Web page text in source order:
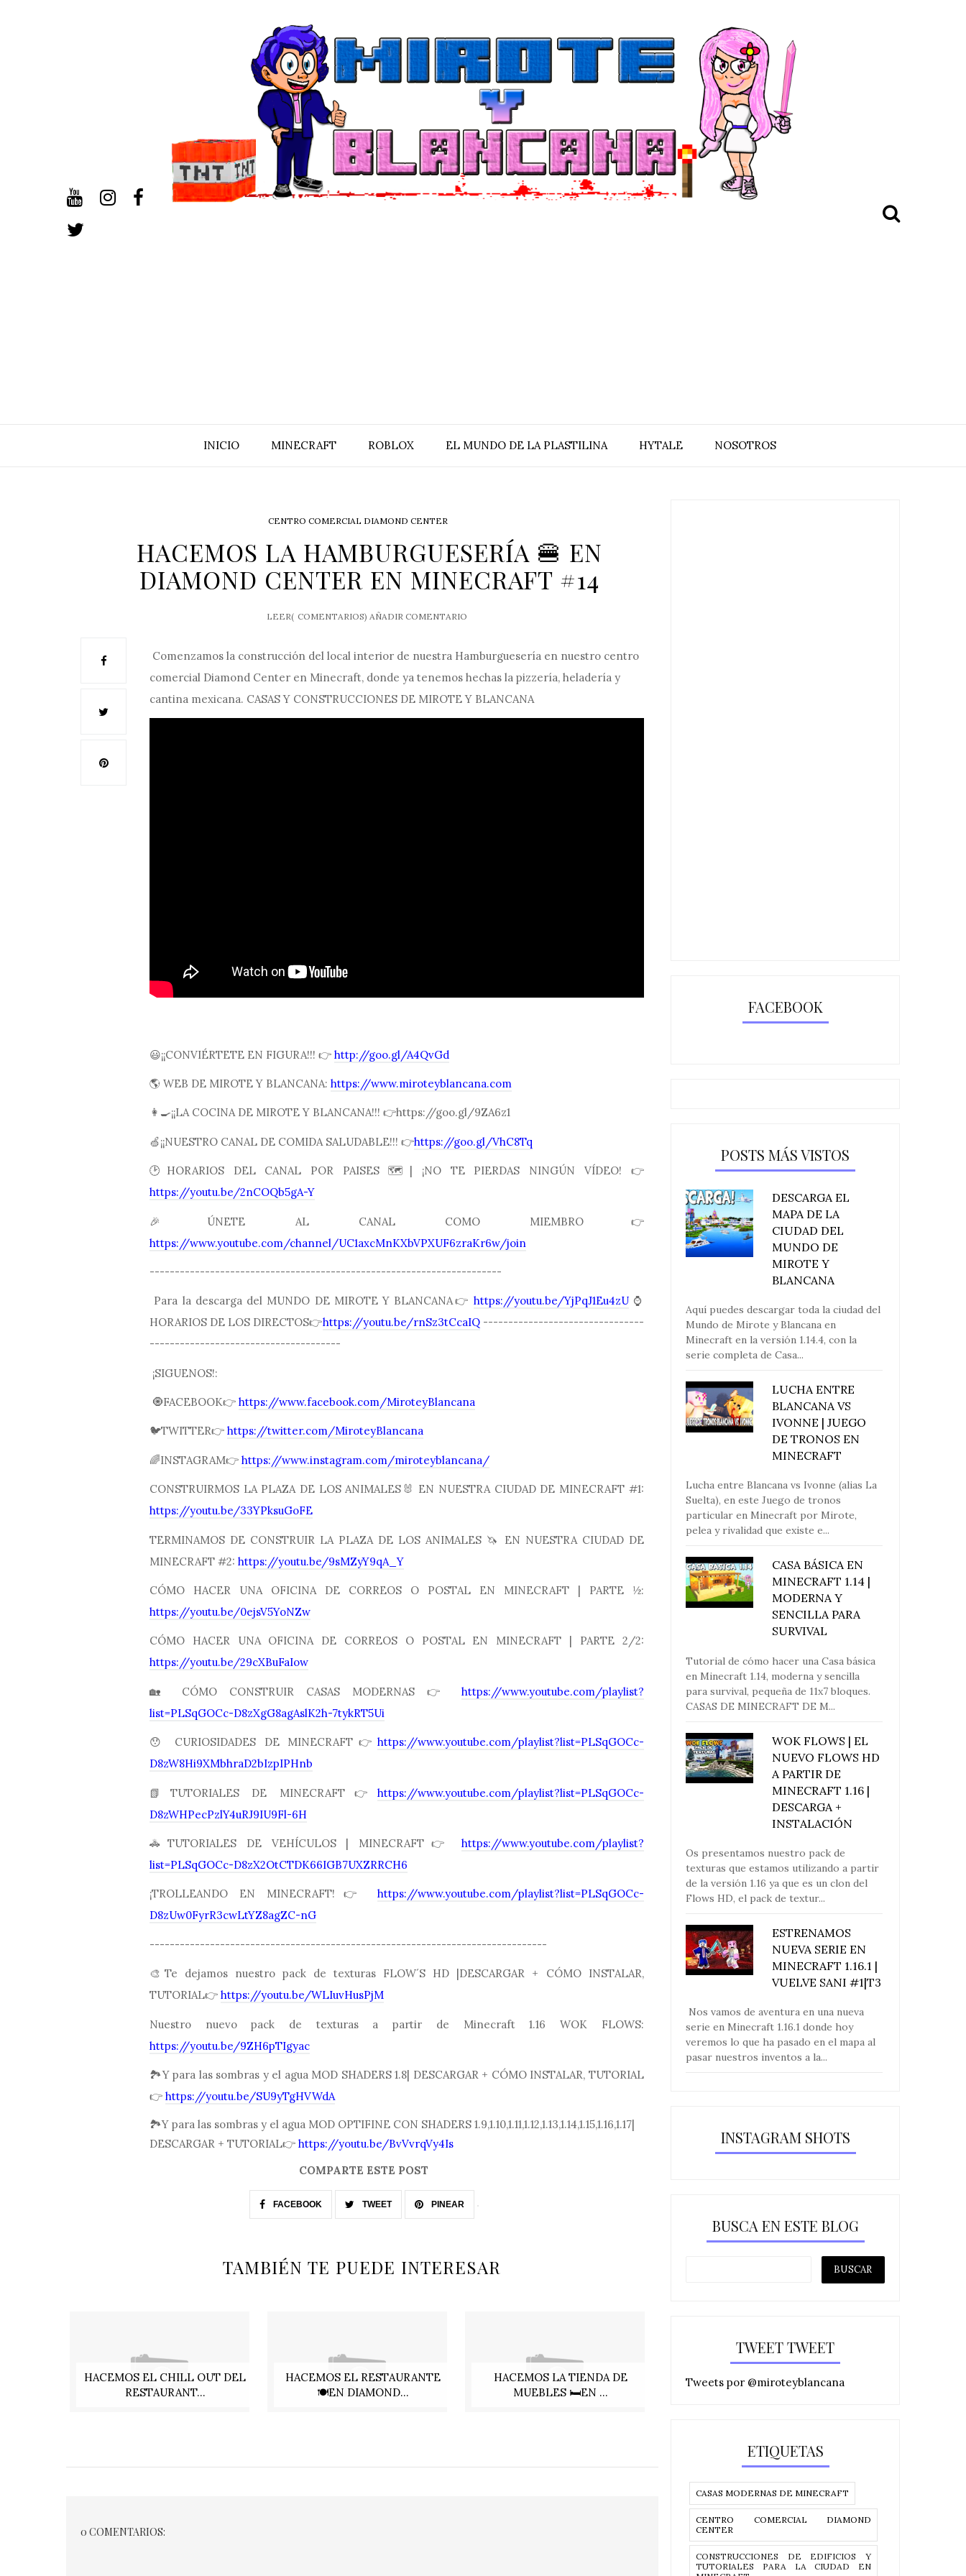
INICIO MINECRAFT ROBLOX EL MUNDO DE LA PLASTILINA HYTALE NOSOTROS
CENTRO COMERCIAL DIAMOND CENTER
HACEMOS LA HAMBURGUESERÍA 🍔 EN
DIAMOND CENTER EN MINECRAFT #14
LEER( COMENTARIOS) AÑADIR COMENTARIO
Comenzamos la construcción del local interior de nuestra Hamburguesería en nuestro centro
comercial Diamond Center en Minecraft, donde ya tenemos hechas la pizzería, heladería y
cantina mexicana. CASAS Y CONSTRUCCIONES DE MIROTE Y BLANCANA
😃¡¡CONVIÉRTETE EN FIGURA!!! 👉http://goo.gl/A4QvGd
🌎 WEB DE MIROTE Y BLANCANA:https://www.miroteyblancana.com
👩🍳¡¡LA COCINA DE MIROTE Y BLANCANA!!! 👉https://goo.gl/9ZA6z1
🍏¡¡NUESTRO CANAL DE COMIDA SALUDABLE!!! 👉https://goo.gl/VhC8Tq
🕑HORARIOS DEL CANAL POR PAISES 🗺| ¡NO TE PIERDAS NINGÚN VÍDEO! 👉
https://youtu.be/2nCOQb5gA-Y
🎉ÚNETE AL CANAL COMO MIEMBRO👉
https://www.youtube.com/channel/UC1axcMnKXbVPXUF6zraKr6w/join
----------------------------------------------------------------------
Para la descarga del MUNDO DE MIROTE Y BLANCANA👉https://youtu.be/YjPqJ1Eu4zU ⌚️
HORARIOS DE LOS DIRECTOS👉https://youtu.be/rnSz3tCcaIQ--------------------------------
--------------------------------------
¡SIGUENOS!:
🧿FACEBOOK👉https://www.facebook.com/MiroteyBlancana
🐦TWITTER👉https://twitter.com/MiroteyBlancana
🌈INSTAGRAM👉https://www.instagram.com/miroteyblancana/
CONSTRUIRMOS LA PLAZA DE LOS ANIMALES🐰 EN NUESTRA CIUDAD DE MINECRAFT #1:
https://youtu.be/33YPksuGoFE
TERMINAMOS DE CONSTRUIR LA PLAZA DE LOS ANIMALES 🦄 EN NUESTRA CIUDAD DE
MINECRAFT #2:https://youtu.be/9sMZyY9qA_Y
CÓMO HACER UNA OFICINA DE CORREOS O POSTAL EN MINECRAFT | PARTE ½:
https://youtu.be/0ejsV5YoNZw
CÓMO HACER UNA OFICINA DE CORREOS O POSTAL EN MINECRAFT | PARTE 2/2:
https://youtu.be/29cXBuFaIow
🏡 CÓMO CONSTRUIR CASAS MODERNAS 👉 https://www.youtube.com/playlist?
list=PLSqGOCc-D8zXgG8agAslK2h-7tykRT5Ui
😯 CURIOSIDADES DE MINECRAFT👉 https://www.youtube.com/playlist?list=PLSqGOCc-
D8zW8Hi9XMbhraD2bIzpIPHnb
📗TUTORIALES DE MINECRAFT👉 https://www.youtube.com/playlist?list=PLSqGOCc-
D8zWHPecPzlY4uRJ9IU9Fl-6H
🚓TUTORIALES DE VEHÍCULOS | MINECRAFT👉 https://www.youtube.com/playlist?
list=PLSqGOCc-D8zX2OtCTDK66IGB7UXZRRCH6
¡TROLLEANDO EN MINECRAFT!👉 https://www.youtube.com/playlist?list=PLSqGOCc-
D8zUw0FyrR3cwLtYZ8agZC-nG
-------------------------------------------------------------------------------
🎨Te dejamos nuestro pack de texturas FLOW´S HD |DESCARGAR + CÓMO INSTALAR,
TUTORIAL👉https://youtu.be/WLIuvHusPjM
Nuestro nuevo pack de texturas a partir de Minecraft 1.16 WOK FLOWS:
https://youtu.be/9ZH6pTIgyac
🏞Y para las sombras y el agua MOD SHADERS 1.8| DESCARGAR + CÓMO INSTALAR, TUTORIAL
👉https://youtu.be/SU9yTgHVWdA
🏞Y para las sombras y el agua MOD OPTIFINE CON SHADERS 1.9,1.10,1.11,1.12,1.13,1.14,1.15,1.16,1.17|
DESCARGAR + TUTORIAL👉https://youtu.be/BvVvrqVy4Is
COMPARTE ESTE POST
FACEBOOK TWEET PINEAR
TAMBIÉN TE PUEDE INTERESAR
HACEMOS EL CHILL OUT DEL
RESTAURANT...
HACEMOS EL RESTAURANTE
🍽️EN DIAMOND...
HACEMOS LA TIENDA DE
MUEBLES 🛏️EN ...
HACEMOS LA TIENDA DE
VIDEOJUEGOS 🎮...
0 COMENTARIOS:
FACEBOOK
POSTS MÁS VISTOS
DESCARGA EL
MAPA DE LA
CIUDAD DEL
MUNDO DE
MIROTE Y
BLANCANA
Aquí puedes descargar toda la ciudad del
Mundo de Mirote y Blancana en
Minecraft en la versión 1.14.4, con la
serie completa de Casa...
LUCHA ENTRE
BLANCANA VS
IVONNE | JUEGO
DE TRONOS EN
MINECRAFT
Lucha entre Blancana vs Ivonne (alias La
Suelta), en este Juego de tronos
particular en Minecraft por Mirote,
pelea y rivalidad que existe e...
CASA BÁSICA EN
MINECRAFT 1.14 |
MODERNA Y
SENCILLA PARA
SURVIVAL
Tutorial de cómo hacer una Casa básica
en Minecraft 1.14, moderna y sencilla
para survival, pequeña de 11x7 bloques.
CASAS DE MINECRAFT DE M...
WOK FLOWS | EL
NUEVO FLOWS HD
A PARTIR DE
MINECRAFT 1.16 |
DESCARGA +
INSTALACIÓN
Os presentamos nuestro pack de
texturas que estamos utilizando a partir
de la versión 1.16 ya que es un clon del
Flows HD, el pack de textur...
ESTRENAMOS
NUEVA SERIE EN
MINECRAFT 1.16.1 |
VUELVE SANI #1|T3
Nos vamos de aventura en una nueva
serie en Minecraft 1.16.1 donde hoy
veremos lo que ha pasado en el mapa al
pasar nuestros inventos a la...
INSTAGRAM SHOTS
BUSCA EN ESTE BLOG
TWEET TWEET
Tweets por @miroteyblancana
ETIQUETAS
CASAS MODERNAS DE MINECRAFT
CENTRO COMERCIAL DIAMOND
CENTER
CONSTRUCCIONES DE EDIFICIOS Y
TUTORIALES PARA LA CIUDAD EN